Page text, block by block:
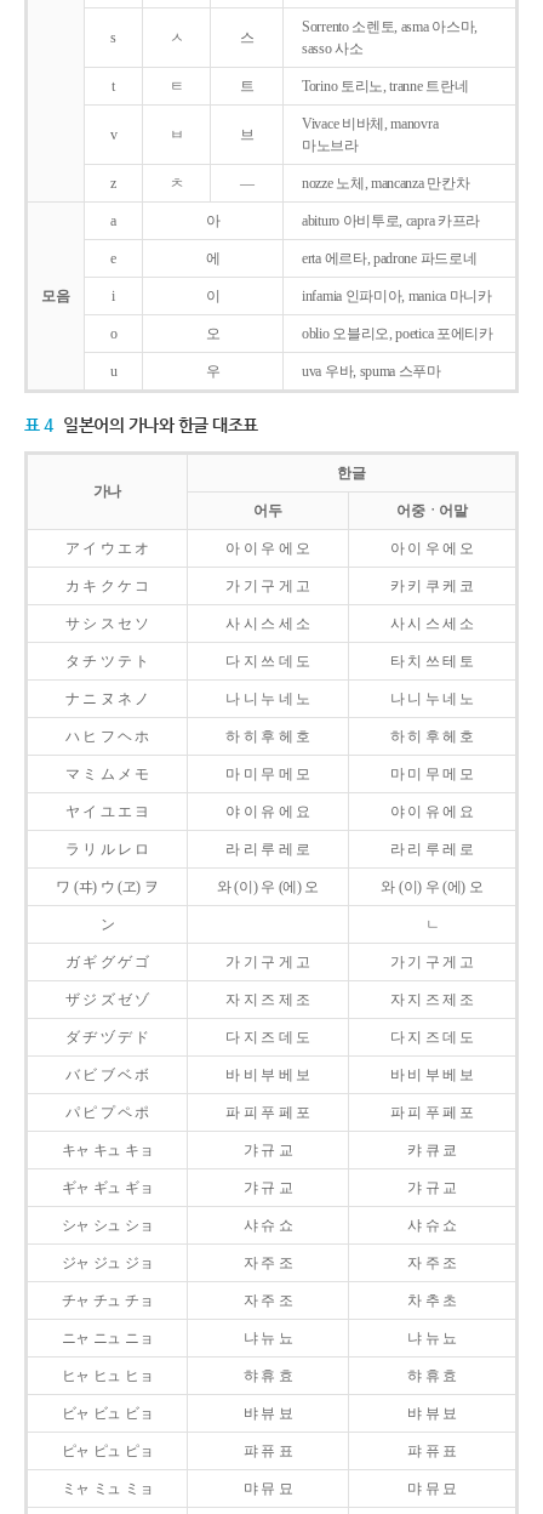
s ㅅ 스
Sorrento 소렌토, asma 아스마,
sasso 사소
t ㅌ 트 Torino 토리노, tranne 트란네
v ㅂ 브
Vivace 비바체, manovra
마노브라
z ㅊ ― nozze 노체, mancanza 만칸차
모음
a 아 abituro 아비투로, capra 카프라
e 에 erta 에르타, padrone 파드로네
i 이 infamia 인파미아, manica 마니카
o 오 oblio 오블리오, poetica 포에티카
u 우 uva 우바, spuma 스푸마
표 4 일본어의 가나와 한글 대조표
가나
한글
어두 어중ㆍ어말
ア イ ウ エ オ 아 이 우 에 오 아 이 우 에 오
カ キ ク ケ コ 가 기 구 게 고 카 키 쿠 케 코
サ シ ス セ ソ 사 시 스 세 소 사 시 스 세 소
タ チ ツ テ ト 다 지 쓰 데 도 타 치 쓰 테 토
ナ ニ ヌ ネ ノ 나 니 누 네 노 나 니 누 네 노
ハ ヒ フ ヘ ホ 하 히 후 헤 호 하 히 후 헤 호
マ ミ ム メ モ 마 미 무 메 모 마 미 무 메 모
ヤ イ ユ エ ヨ 야 이 유 에 요 야 이 유 에 요
ラ リ ル レ ロ 라 리 루 레 로 라 리 루 레 로
ワ (ヰ) ウ (ヱ) ヲ 와 (이) 우 (에) 오 와 (이) 우 (에) 오
ン ㄴ
ガ ギ グ ゲ ゴ 가 기 구 게 고 가 기 구 게 고
ザ ジ ズ ゼ ゾ 자 지 즈 제 조 자 지 즈 제 조
ダ ヂ ヅ デ ド 다 지 즈 데 도 다 지 즈 데 도
バ ビ ブ ベ ボ 바 비 부 베 보 바 비 부 베 보
パ ピ プ ペ ポ 파 피 푸 페 포 파 피 푸 페 포
キャ キュ キョ 갸 규 교 캬 큐 쿄
ギャ ギュ ギョ 갸 규 교 갸 규 교
シャ シュ ショ 샤 슈 쇼 샤 슈 쇼
ジャ ジュ ジョ 자 주 조 자 주 조
チャ チュ チョ 자 주 조 차 추 초
ニャ ニュ ニョ 냐 뉴 뇨 냐 뉴 뇨
ヒャ ヒュ ヒョ 햐 휴 효 햐 휴 효
ビャ ビュ ビョ 뱌 뷰 뵤 뱌 뷰 뵤
ピャ ピュ ピョ 퍄 퓨 표 퍄 퓨 표
ミャ ミュ ミョ 먀 뮤 묘 먀 뮤 묘